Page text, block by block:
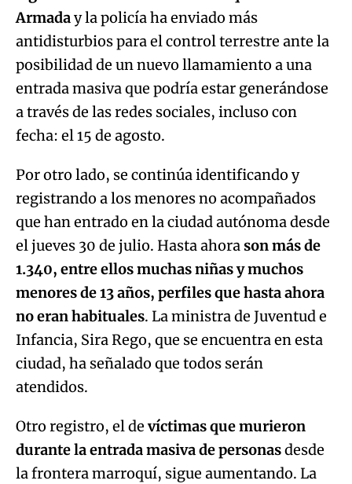
Armaday la policía ha enviado más
antidisturbios para el control terrestre ante la
posibilidad de un nuevo llamamiento a una
entrada masiva que podría estar generándose
a través de las redes sociales, incluso con
fecha: el 15 de agosto.
Por otro lado, se continúa identificando y
registrando a los menores no acompañados
que han entrado en la ciudad autónoma desde
el jueves 30 de julio. Hasta ahorason más de
1.340, entre ellos muchas niñas y muchos
menores de 13 años, perfiles que hasta ahora
no eran habituales. La ministra de Juventud e
Infancia, Sira Rego, que se encuentra en esta
ciudad, ha señalado que todos serán
atendidos.
Otro registro, el devíctimas que murieron
durante la entrada masiva de personasdesde
la frontera marroquí, sigue aumentando. La